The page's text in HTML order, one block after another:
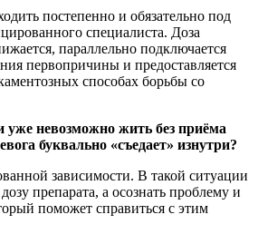
постепенно и обязательно под
специалиста. Доза
параллельно подключается
первопричины и предоставляется
способах борьбы со
уже невозможно жить без приёма
буквально «съедает» изнутри?
зависимости. В такой ситуации
препарата, а осознать проблему и
поможет справиться с этим